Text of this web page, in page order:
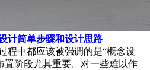
计简单步骤和设计思路
程中都应该被强调的是“概念设
置阶段尤其重要。对一些难以作